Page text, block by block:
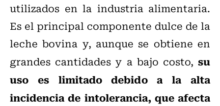
utilizados en la industria alimentaria.
Es el principal componente dulce de la
leche bovina y, aunque se obtiene en
grandes cantidades y a bajo costo, su
uso es limitado debido a la alta
incidencia de intolerancia, que afecta